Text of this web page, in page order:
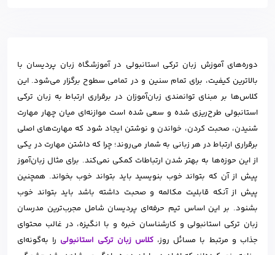
دوره‌های آموزش زبان ترکی استانبولی در آموزشگاه زبان پردیسان با
بالاترین کیفیت، برای تمام سنین و در تمامی سطوح برگزار می‌شود. این
کلاس‌ها بر مبنای توانمندی زبان‌آموزان در برقراری ارتباط به زبان ترکی
استانبولی طرح‌ریزی شده و سعی شده است موازنه‌ای میان چهار مهارت
شنیدن، صحبت کردن، خواندن و نوشتن ایجاد شود که مهارت‌های اصلی
برقراری ارتباط در هر زبانی به شمار می‌روند؛ چرا که داشتن مهارت در یکی
از این حوزه‌ها به بهتر شدن ارتباطات کمکی نمی‌کند. برای مثال زبان‌آموز
پیش از آن که بتواند خوب بنویسید باید بتواند خوب بخواند. همچنین
پیش از آنکه قابلیت مکالمه و صحبت داشته باشد باید بتواند خوب
بشنود. بر این اساس تیم حرفه‌ای پردیسان شامل مجرب‌ترین مدرسان
زبان ترکی استانبولی و کارشناسان خبره و با انگیزه، در غالب محتوای
جذاب و مرتبط با مسائل روز،کلاس زبان ترکی استانبولی را به‌گونه‌ای